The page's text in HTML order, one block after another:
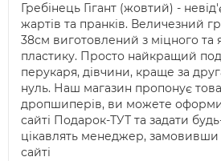
Гребінець Гігант (жовтий) -
жартів та пранків. Величезний
38см виготовлений з міцного та
пластику. Просто найкращий
перукаря, дівчини, краще за
нуль. Наш магазин пропонує
дропшиперів, ви можете
сайті Подарок-ТУТ та задати
цікавлять менеджер,
сайті